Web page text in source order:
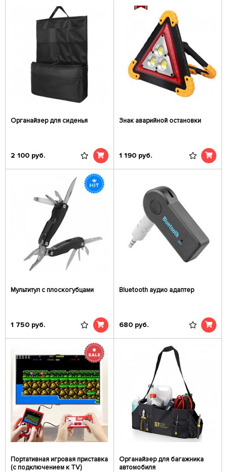
Органайзер для сиденья
2 100 руб.
Знак аварийной остановки
1 190 руб.
Мультитул с плоскогубцами
1 750 руб.
Bluetooth аудио адаптер
680 руб.
Портативная игровая приставка
(с подключением к TV)
Органайзер для багажника
автомобиля